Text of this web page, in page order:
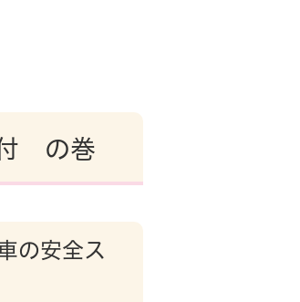
付 の巻
の安全ス